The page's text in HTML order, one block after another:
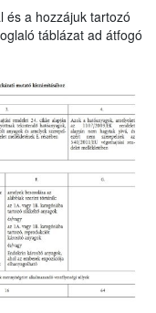
és a hozzájuk tartozó
táblázat ad átfogó